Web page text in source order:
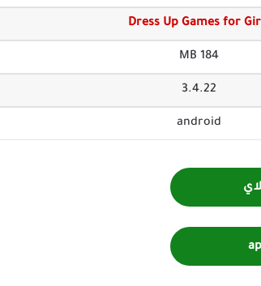
Dress Up Games for
184 MB
3.4.22
android